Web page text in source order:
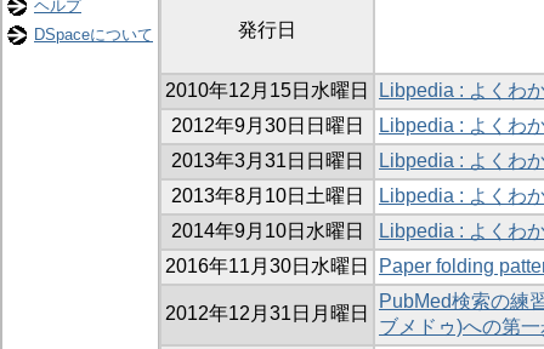
ヘルプ
DSpaceについて
発行日
2010年12月15日水曜日
Libpedia : よくわ
2012年9月30日日曜日
Libpedia : よくわ
2013年3月31日日曜日
Libpedia : よくわ
2013年8月10日土曜日
Libpedia : よくわ
2014年9月10日水曜日
Libpedia : よくわ
2016年11月30日水曜日
Paper folding
2012年12月31日月曜日
PubMed検索の練
ブメドゥ)への第一